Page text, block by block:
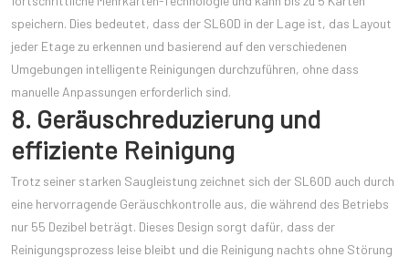
speichern. Dies bedeutet, dass der SL60D in der Lage ist, das Layout
jeder Etage zu erkennen und basierend auf den verschiedenen
Umgebungen intelligente Reinigungen durchzuführen, ohne dass
manuelle Anpassungen erforderlich sind.
8. Geräuschreduzierung und
effiziente Reinigung
Trotz seiner starken Saugleistung zeichnet sich der SL60D auch durch
eine hervorragende Geräuschkontrolle aus, die während des Betriebs
nur 55 Dezibel beträgt. Dieses Design sorgt dafür, dass der
Reinigungsprozess leise bleibt und die Reinigung nachts ohne Störung